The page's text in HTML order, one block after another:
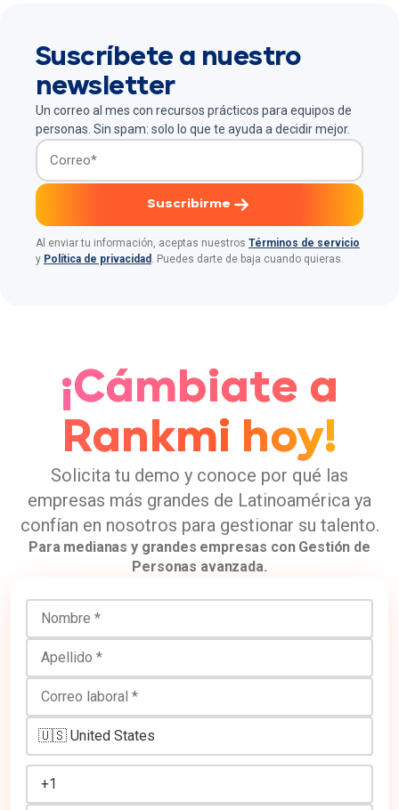
sus
colaborad
ores:
distintas
posicione
s, talento
internacion
está en
cómo
optimizar
este
proceso
depender
de
múltiples
s.
Suscríbete a nuestro
newsletter
Un correo al mes con recursos prácticos para equipos de
personas. Sin spam: solo lo que te ayuda a decidir mejor.
Suscribirme
Al enviar tu información, aceptas nuestros Términos de servicio
y Política de privacidad . Puedes darte de baja cuando quieras.
¡Cámbiate a
Rankmi hoy!
Solicita tu demo y conoce por qué las
empresas más grandes de Latinoamérica ya
confían en nosotros para gestionar su talento.
Para medianas y grandes empresas con Gestión de
Personas avanzada.
Nombre
Apellido
Correo laboral
Número de teléfono